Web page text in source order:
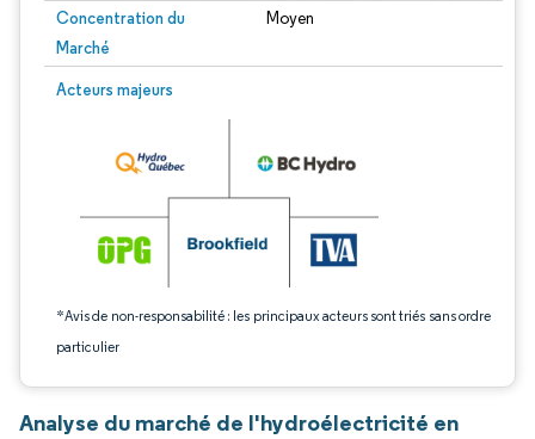
Concentration du
Marché
Moyen
Acteurs majeurs
*Avis de non-responsabilité : les principaux acteurs sont triés sans ordre
particulier
Image © Mordor Intelligence. La réutilisation nécessite une attribution sous CC
Analyse du marché de l'hydroélectricité en